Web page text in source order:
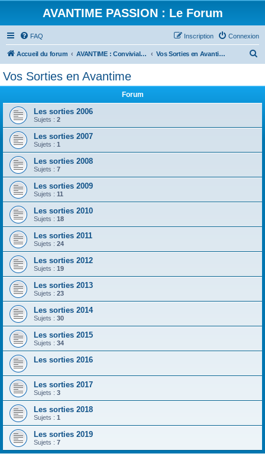
AVANTIME PASSION : Le Forum
FAQ Connexion
Inscription
Accueil du forum AVANTIME : Convivialité et Partage Vos Sorties en Avantime
h
Vos Sorties en Avantime
Forum
Les sorties 2006
Sujets : 2
Les sorties 2007
Sujets : 1
Les sorties 2008
Sujets : 7
Les sorties 2009
Sujets : 11
Les sorties 2010
Sujets : 18
Les sorties 2011
Sujets : 24
Les sorties 2012
Sujets : 19
Les sorties 2013
Sujets : 23
Les sorties 2014
Sujets : 30
Les sorties 2015
Sujets : 34
Les sorties 2016
Les sorties 2017
Sujets : 3
Les sorties 2018
Sujets : 1
Les sorties 2019
Sujets : 7